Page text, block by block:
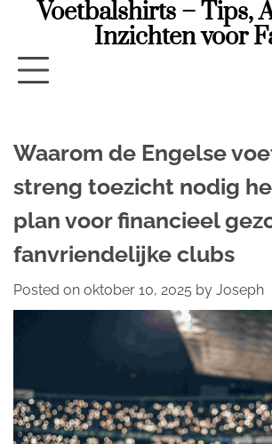
Voetbalshirts – Tips,
Inzichten voor
Waarom de Engelse
streng toezicht nodig
plan voor financieel
fanvriendelijke clubs
Posted on oktober 10, 2025 by Joseph